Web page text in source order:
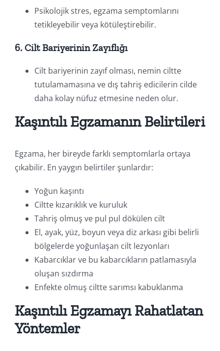
Psikolojik stres, egzama semptomlarını
tetikleyebilir veya kötüleştirebilir.
6. Cilt Bariyerinin Zayıflığı
Cilt bariyerinin zayıf olması, nemin ciltte
tutulamamasına ve dış tahriş edicilerin cilde
daha kolay nüfuz etmesine neden olur.
Kaşıntılı Egzamanın Belirtileri
Egzama, her bireyde farklı semptomlarla ortaya
çıkabilir. En yaygın belirtiler şunlardır:
Yoğun kaşıntı
Ciltte kızarıklık ve kuruluk
Tahriş olmuş ve pul pul dökülen cilt
El, ayak, yüz, boyun veya diz arkası gibi belirli
bölgelerde yoğunlaşan cilt lezyonları
Kabarcıklar ve bu kabarcıkların patlamasıyla
oluşan sızdırma
Enfekte olmuş ciltte sarımsı kabuklanma
Kaşıntılı Egzamayı Rahatlatan
Yöntemler